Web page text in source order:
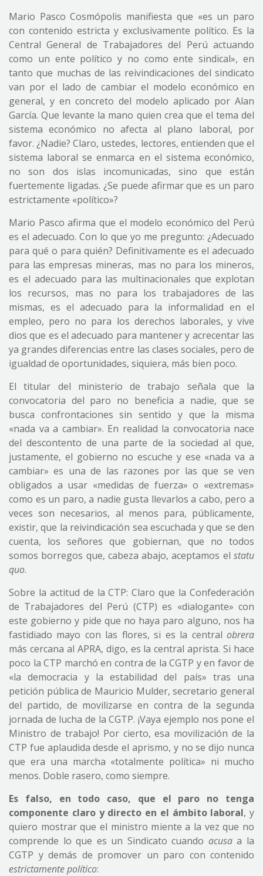
Mario Pasco Cosmópolis manifiesta que «es un paro
con contenido estricta y exclusivamente político. Es la
Central General de Trabajadores del Perú actuando
como un ente político y no como ente sindical», en
tanto que muchas de las reivindicaciones del sindicato
van por el lado de cambiar el modelo económico en
general, y en concreto del modelo aplicado por Alan
García. Que levante la mano quien crea que el tema del
sistema económico no afecta al plano laboral, por
favor. ¿Nadie? Claro, ustedes, lectores, entienden que el
sistema laboral se enmarca en el sistema económico,
no son dos islas incomunicadas, sino que están
fuertemente ligadas. ¿Se puede afirmar que es un paro
estrictamente «político»?
Mario Pasco afirma que el modelo económico del Perú
es el adecuado. Con lo que yo me pregunto: ¿Adecuado
para qué o para quién? Definitivamente es el adecuado
para las empresas mineras, mas no para los mineros,
es el adecuado para las multinacionales que explotan
los recursos, mas no para los trabajadores de las
mismas, es el adecuado para la informalidad en el
empleo, pero no para los derechos laborales, y vive
dios que es el adecuado para mantener y acrecentar las
ya grandes diferencias entre las clases sociales, pero de
igualdad de oportunidades, siquiera, más bien poco.
El titular del ministerio de trabajo señala que la
convocatoria del paro no beneficia a nadie, que se
busca confrontaciones sin sentido y que la misma
«nada va a cambiar». En realidad la convocatoria nace
del descontento de una parte de la sociedad al que,
justamente, el gobierno no escuche y ese «nada va a
cambiar» es una de las razones por las que se ven
obligados a usar «medidas de fuerza» o «extremas»
como es un paro, a nadie gusta llevarlos a cabo, pero a
veces son necesarios, al menos para, públicamente,
existir, que la reivindicación sea escuchada y que se den
cuenta, los señores que gobiernan, que no todos
somos borregos que, cabeza abajo, aceptamos el statu
quo.
Sobre la actitud de la CTP: Claro que la Confederación
de Trabajadores del Perú (CTP) es «dialogante» con
este gobierno y pide que no haya paro alguno, nos ha
fastidiado mayo con las flores, si es la central obrera
más cercana al APRA, digo, es la central aprista. Si hace
poco la CTP marchó en contra de la CGTP y en favor de
«la democracia y la estabilidad del país» tras una
petición pública de Mauricio Mulder, secretario general
del partido, de movilizarse en contra de la segunda
jornada de lucha de la CGTP. ¡Vaya ejemplo nos pone el
Ministro de trabajo! Por cierto, esa movilización de la
CTP fue aplaudida desde el aprismo, y no se dijo nunca
que era una marcha «totalmente política» ni mucho
menos. Doble rasero, como siempre.
Es falso, en todo caso, que el paro no tenga
componente claro y directo en el ámbito laboral, y
quiero mostrar que el ministro miente a la vez que no
comprende lo que es un Sindicato cuando acusaa la
CGTP y demás de promover un paro con contenido
estrictamente político: